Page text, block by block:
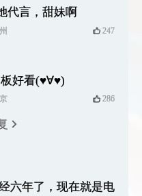
代言，甜妹啊
247
好看(♥∀♥)
286
六年了，现在就是电